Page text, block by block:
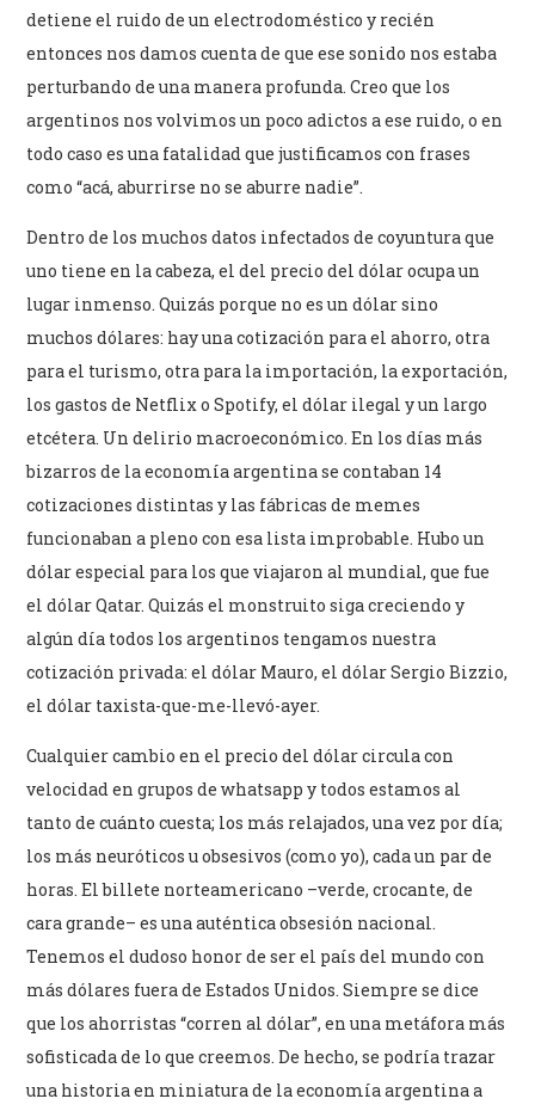
detiene el ruido de un electrodoméstico y recién
entonces nos damos cuenta de que ese sonido nos estaba
perturbando de una manera profunda. Creo que los
argentinos nos volvimos un poco adictos a ese ruido, o en
todo caso es una fatalidad que justificamos con frases
como “acá, aburrirse no se aburre nadie”.
Dentro de los muchos datos infectados de coyuntura que
uno tiene en la cabeza, el del precio del dólar ocupa un
lugar inmenso. Quizás porque no es un dólar sino
muchos dólares: hay una cotización para el ahorro, otra
para el turismo, otra para la importación, la exportación,
los gastos de Netflix o Spotify, el dólar ilegal y un largo
etcétera. Un delirio macroeconómico. En los días más
bizarros de la economía argentina se contaban 14
cotizaciones distintas y las fábricas de memes
funcionaban a pleno con esa lista improbable. Hubo un
dólar especial para los que viajaron al mundial, que fue
el dólar Qatar. Quizás el monstruito siga creciendo y
algún día todos los argentinos tengamos nuestra
cotización privada: el dólar Mauro, el dólar Sergio Bizzio,
el dólar taxista-que-me-llevó-ayer.
Cualquier cambio en el precio del dólar circula con
velocidad en grupos de whatsapp y todos estamos al
tanto de cuánto cuesta; los más relajados, una vez por día;
los más neuróticos u obsesivos (como yo), cada un par de
horas. El billete norteamericano –verde, crocante, de
cara grande– es una auténtica obsesión nacional.
Tenemos el dudoso honor de ser el país del mundo con
más dólares fuera de Estados Unidos. Siempre se dice
que los ahorristas “corren al dólar”, en una metáfora más
sofisticada de lo que creemos. De hecho, se podría trazar
una historia en miniatura de la economía argentina a